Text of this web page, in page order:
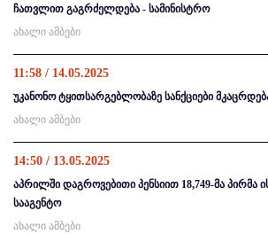
ჩათვლით გაგრძელდება - სამინისტრო
ახალი ამბები
11:58 / 14.05.2025
უკანონო ტყითსარგებლობაზე სანქციები
ახალი ამბები
14:50 / 13.05.2025
აპრილში დაგროვებითი პენსიით 18,749-მა პირმა
სააგენტო
ახალი ამბები